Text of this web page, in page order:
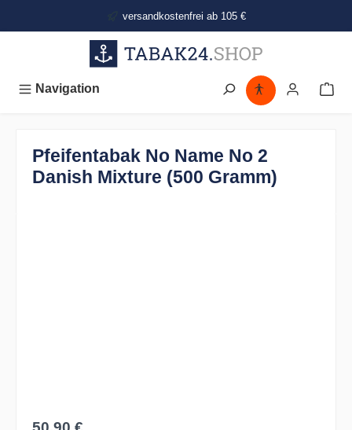
versandkostenfrei ab 105 €
Navigation
Pfeifentabak No Name No 2
Danish Mixture (500 Gramm)